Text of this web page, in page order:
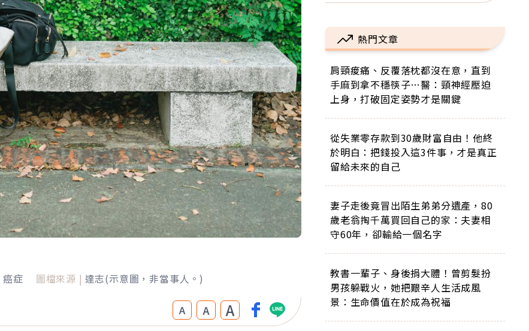
癌症 圖檔來源 | 達志(示意圖，非當事人。)
A A A
熱門文章
肩頸痠痛、反覆落枕都沒在意，直到
手麻到拿不穩筷子…醫：頸神經壓迫
上身，打破固定姿勢才是關鍵
從失業零存款到30歲財富自由！他終
於明白：把錢投入這3件事，才是真正
留給未來的自己
妻子走後竟冒出陌生弟弟分遺產，80
歲老翁掏千萬買回自己的家：夫妻相
守60年，卻輸給一個名字
教書一輩子、身後捐大體！曾剪髮扮
男孩躲戰火，她把艱辛人生活成風
景：生命價值在於成為祝福